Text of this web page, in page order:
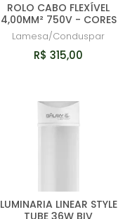
ROLO CABO FLEXÍVEL
4,00MM² 750V - CORES
Lamesa/Conduspar
R$ 315,00
LUMINARIA LINEAR STYLE
TUBE 36W BIV